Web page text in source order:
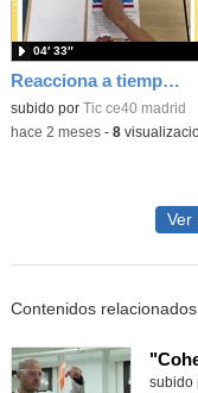
Reacciona a tiempo: programación y reflejos con Micro:bit
subido por Tic ce40 madrid
04′ 33″
-hace 2 meses- 8
Ver
Contenidos
subido